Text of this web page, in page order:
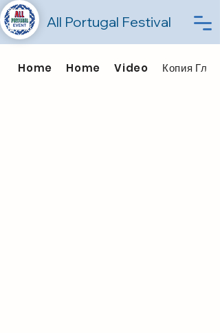
All Portugal Festival
Home Home Video Копия